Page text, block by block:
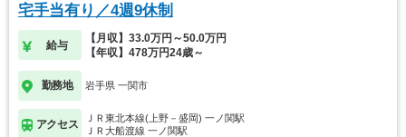
宅手当有り／4週9休制
給与
【月収】33.0万円～50.0万円
【年収】478万円24歳～
勤務地 岩手県 一関市
アクセス
ＪＲ東北本線(上野－盛岡) 一ノ関駅
ＪＲ大船渡線 一ノ関駅